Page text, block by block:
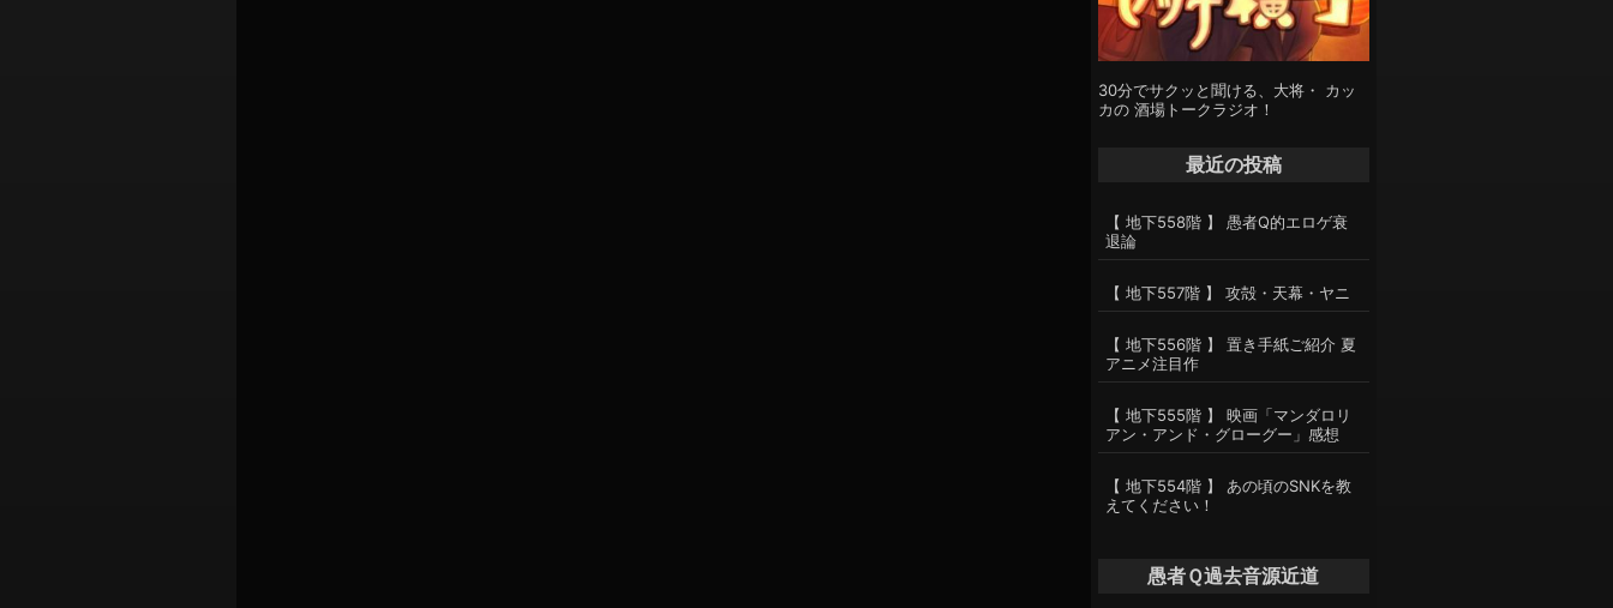
30分でサクッと聞ける、大将・ カッ
カの 酒場トークラジオ！
最近の投稿
【 地下558階 】 愚者Q的エロゲ衰
退論
【 地下557階 】 攻殻・天幕・ヤニ
【 地下556階 】 置き手紙ご紹介 夏
アニメ注目作
【 地下555階 】 映画「マンダロリ
アン・アンド・グローグー」感想
【 地下554階 】 あの頃のSNKを教
えてください！
愚者Ｑ過去音源近道